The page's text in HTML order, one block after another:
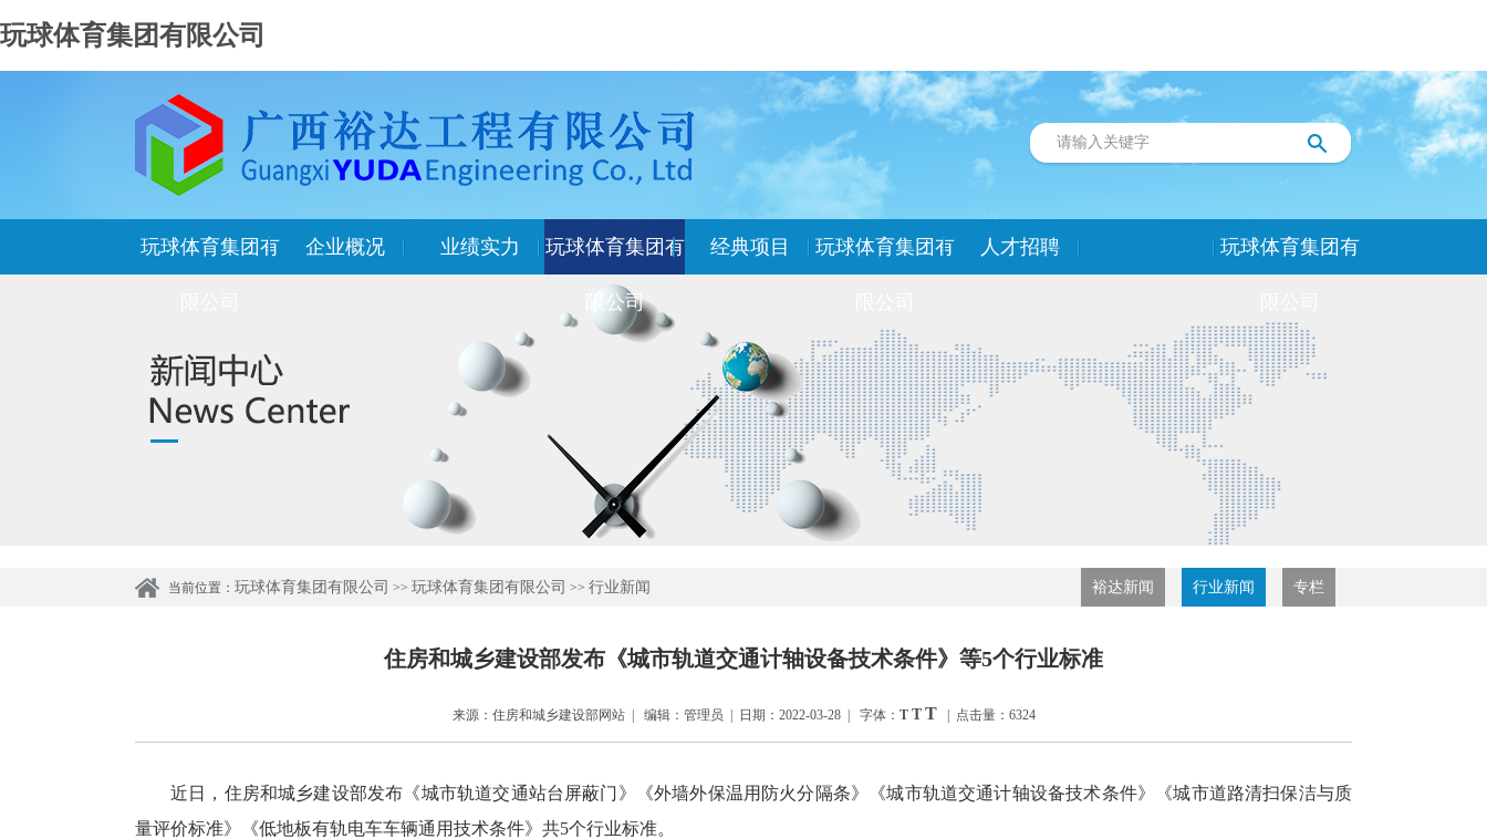
玩球体育集团有限公司
玩球体育集团有 企业概况 业绩实力 玩球体育集团有
限公司
经典项目 玩球体育集团有 人才招聘 玩球体育集团有
当前位置： 玩球体育集团有限公司 >> 玩球体育集团有限公司 >> 行业新闻 裕达新闻 行业新闻 专栏
住房和城乡建设部发布《城市轨道交通计轴设备技术条件》等5个行业标准
来源：住房和城乡建设部网站 | 编辑：管理员 | 日期：2022-03-28 | 字体： T T T| 点击量：6324
近日，住房和城乡建设部发布《城市轨道交通站台屏蔽门》《外墙外保温用防火分隔条》《城市轨道交通计轴设备技术条件》《城市道路清扫保洁与质
量评价标准》《低地板有轨电车车辆通用技术条件》共5个行业标准。